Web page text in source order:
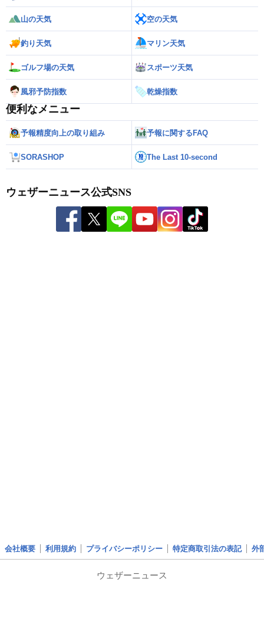
山の天気 空の天気
釣り天気 マリン天気
ゴルフ場の天気 スポーツ天気
風邪予防指数 乾燥指数
便利なメニュー
予報精度向上の取り組み 予報に関するFAQ
SORASHOP The Last 10-second
ウェザーニュース公式SNS
会社概要 利用規約 プライバシーポリシー 特定商取引法の表記 外
ウェザーニュース